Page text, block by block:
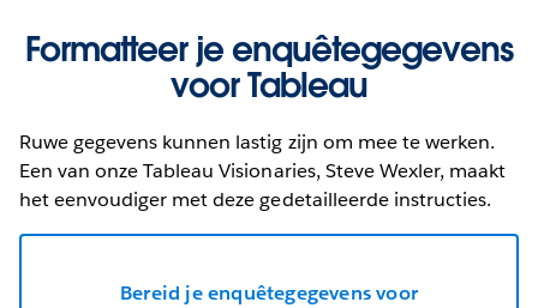
Formatteer je enquêtegegevens
voor Tableau
Ruwe gegevens kunnen lastig zijn om mee te werken.
Een van onze Tableau Visionaries, Steve Wexler, maakt
het eenvoudiger met deze gedetailleerde instructies.
Bereid je enquêtegegevens voor